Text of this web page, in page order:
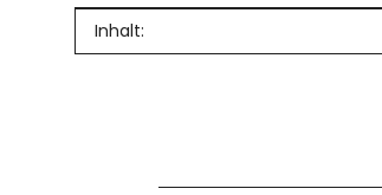
Produkteigenschaft
Wert
Inhalt: